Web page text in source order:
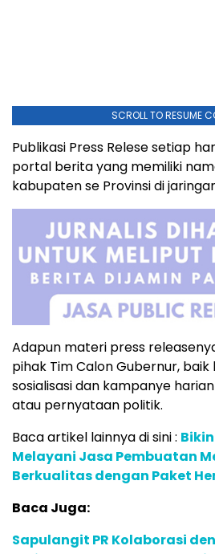
SCROLL TO RESUME
Publikasi Press Relese setiap
portal berita yang memiliki
kabupaten se Provinsi di
Adapun materi press
pihak Tim Calon Gubernur,
sosialisasi dan kampanye
atau pernyataan politik.
Baca artikel lainnya di sini :
Melayani Jasa Pembuatan
Berkualitas dengan Paket
Baca Juga:
Sapulangit PR Kolaborasi